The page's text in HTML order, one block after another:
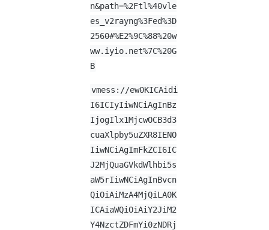
n&path=%2Ftl%40vle
es_v2rayng%3Fed%3D
2560#%E2%9C%88%20w
ww.iyio.net%7C%20G
B
vmess://ew0KICAidi
I6ICIyIiwNCiAgInBz
IjogIlx1MjcwOCB3d3
cuaXlpby5uZXR8IENO
IiwNCiAgImFkZCI6IC
J2MjQuaGVkdWlhbi5s
aW5rIiwNCiAgInBvcn
QiOiAiMzA4MjQiLA0K
ICAiaWQiOiAiY2JiM2
Y4NzctZDFmYi0zNDRj